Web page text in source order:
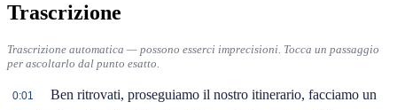
Trascrizione
Trascrizione automatica — possono esserci imprecisioni. Tocca un passaggio
per ascoltarlo dal punto esatto.
0:01
Ben ritrovati, proseguiamo il nostro itinerario, facciamo un